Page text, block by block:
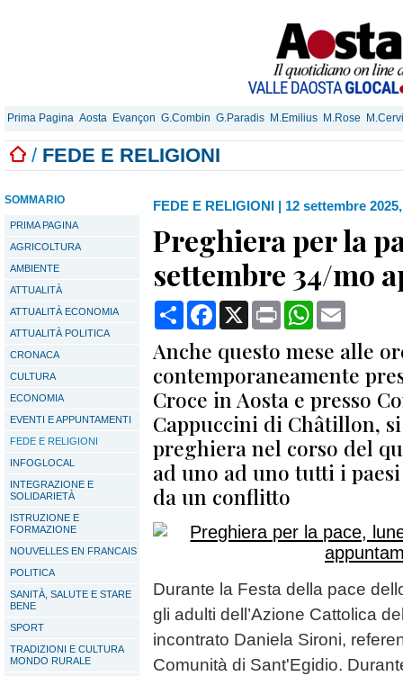
Prima Pagina Aosta Evançon G.Combin G.Paradis M.Emilius M.Rose
/ FEDE E RELIGIONI
SOMMARIO
PRIMA PAGINA
AGRICOLTURA
AMBIENTE
ATTUALITÀ
ATTUALITÀ ECONOMIA
ATTUALITÀ POLITICA
CRONACA
CULTURA
ECONOMIA
EVENTI E APPUNTAMENTI
FEDE E RELIGIONI
INFOGLOCAL
INTEGRAZIONE E
SOLIDARIETÀ
ISTRUZIONE E
FORMAZIONE
NOUVELLES EN FRANCAIS
POLITICA
SANITÀ, SALUTE E STARE
BENE
SPORT
TRADIZIONI E CULTURA
MONDO RURALE
FEDE E RELIGIONI | 12 settembre
Preghiera per la
settembre 34/mo
CondividiFacebook
X Print WhatsApp
Anche questo mese alle
contemporaneamente
Croce in Aosta e presso
Cappuccini di Châtillon,
preghiera nel corso del
ad uno ad uno tutti i
da un conflitto
Durante la Festa della pace
gli adulti dell’Azione Cattolica
incontrato Daniela Sironi,
Comunità di Sant'Egidio.